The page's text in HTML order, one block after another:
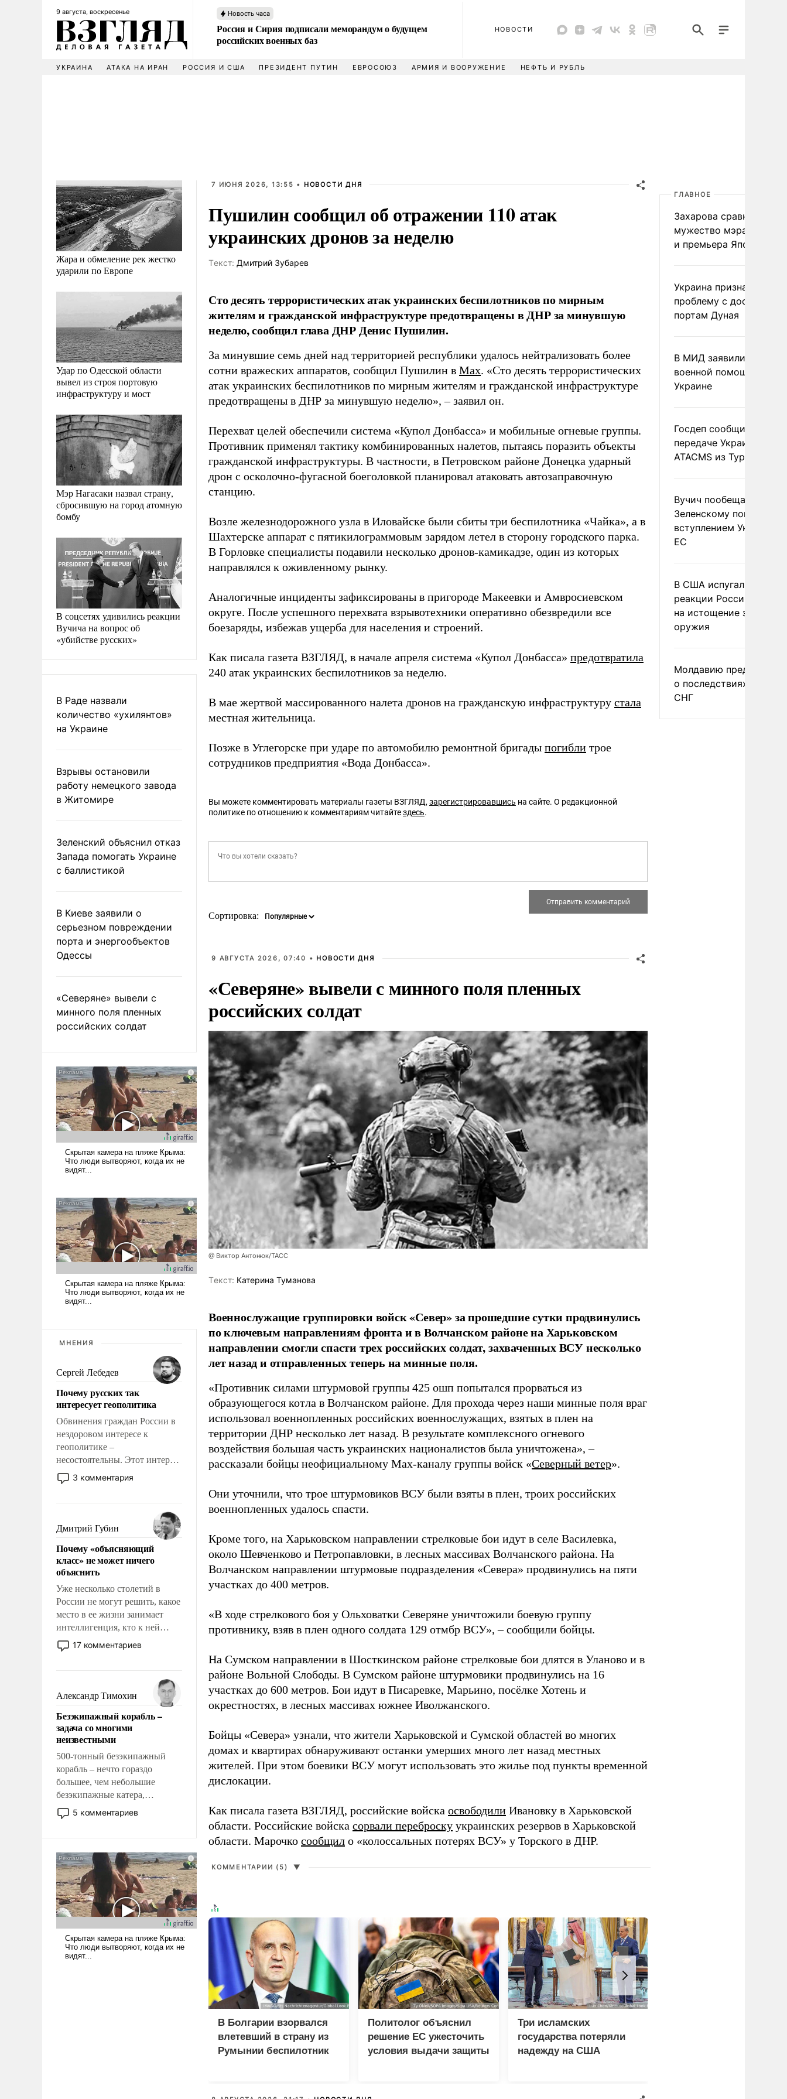
9 августа, воскресенье Новость часа
Россия и Сирия подписали меморандум о будущем
российских военных баз
НОВОСТИ
УКРАИНА АТАКА НА ИРАН РОССИЯ И США ПРЕЗИДЕНТ ПУТИН ЕВРОСОЮЗ АРМИЯ И ВООРУЖЕНИЕ НЕФТЬ И РУБЛЬ
Жара и обмеление рек жестко
ударили по Европе
Удар по Одесской области
вывел из строя портовую
инфраструктуру и мост
Мэр Нагасаки назвал страну,
сбросившую на город атомную
бомбу
В соцсетях удивились реакции
Вучича на вопрос об
«убийстве русских»
В Раде назвали
количество «ухилянтов»
на Украине
Взрывы остановили
работу немецкого завода
в Житомире
Зеленский объяснил отказ
Запада помогать Украине
с баллистикой
В Киеве заявили о
серьезном повреждении
порта и энергообъектов
Одессы
«Северяне» вывели с
минного поля пленных
российских солдат
МНЕНИЯ
Сергей Лебедев
Почему русских так
интересует геополитика
Обвинения граждан России в
нездоровом интересе к
геополитике –
несостоятельны. Этот интерес
рационален и прагматичен. Он
обусловлен тысячелетним
фундаментальным знанием,
что мировая политика имеет
свойство заявляться на порог
нашего дома.
3 комментария
Дмитрий Губин
Почему «объясняющий
класс» не может ничего
объяснить
Уже несколько столетий в
России не могут решить, какое
место в ее жизни занимает
интеллигенция, кто к ней
принадлежит, а кого из нее
исключили с правом
чем она отличается от просто
образованных людей. Иногда
казалось, что эти вопросы
решены раз и навсегда, но –
нет, не решены.
17 комментариев
Александр Тимохин
Безэкипажный корабль –
задача со многими
неизвестными
500-тонный безэкипажный
корабль – нечто гораздо
большее, чем небольшие
безэкипажные катера,
применение которых уже
стало обыденностью. Задача по
и ее реализация радикально
поднимет наши боевые
возможности.
5 комментариев
7 ИЮНЯ 2026, 13:55 • НОВОСТИ ДНЯ
Пушилин сообщил об отражении 110 атак
украинских дронов за неделю
Tекст: Дмитрий Зубарев
Сто десять террористических атак украинских беспилотников по мирным
жителям и гражданской инфраструктуре предотвращены в ДНР за минувшую
неделю, сообщил глава ДНР Денис Пушилин.
За минувшие семь дней над территорией республики удалось нейтрализовать более
сотни вражеских аппаратов, сообщил Пушилин в Mах. «Сто десять террористических
атак украинских беспилотников по мирным жителям и гражданской инфраструктуре
предотвращены в ДНР за минувшую неделю», – заявил он.
Перехват целей обеспечили система «Купол Донбасса» и мобильные огневые группы.
Противник применял тактику комбинированных налетов, пытаясь поразить объекты
гражданской инфраструктуры. В частности, в Петровском районе Донецка ударный
дрон с осколочно-фугасной боеголовкой планировал атаковать автозаправочную
станцию.
Возле железнодорожного узла в Иловайске были сбиты три беспилотника «Чайка», а в
Шахтерске аппарат с пятикилограммовым зарядом летел в сторону городского парка.
В Горловке специалисты подавили несколько дронов-камикадзе, один из которых
направлялся к оживленному рынку.
Аналогичные инциденты зафиксированы в пригороде Макеевки и Амвросиевском
округе. После успешного перехвата взрывотехники оперативно обезвредили все
боезаряды, избежав ущерба для населения и строений.
Как писала газета ВЗГЛЯД, в начале апреля система «Купол Донбасса» предотвратила
240 атак украинских беспилотников за неделю.
В мае жертвой массированного налета дронов на гражданскую инфраструктуру стала
местная жительница.
Позже в Углегорске при ударе по автомобилю ремонтной бригады погибли трое
сотрудников предприятия «Вода Донбасса».
Вы можете комментировать материалы газеты ВЗГЛЯД, зарегистрировавшись на сайте. О редакционной
политике по отношению к комментариям читайтездесь.
Сортировка:
9 АВГУСТА 2026, 07:40 • НОВОСТИ ДНЯ
«Северяне» вывели с минного поля пленных
российских солдат
@ Виктор Антонюк/ТАСС
Tекст: Катерина Туманова
Военнослужащие группировки войск «Север» за прошедшие сутки продвинулись
по ключевым направлениям фронта и в Волчанском районе на Харьковском
направлении смогли спасти трех российских солдат, захваченных ВСУ несколько
лет назад и отправленных теперь на минные поля.
«Противник силами штурмовой группы 425 ошп попытался прорваться из
образующегося котла в Волчанском районе. Для прохода через наши минные поля враг
использовал военнопленных российских военнослужащих, взятых в плен на
территории ДНР несколько лет назад. В результате комплексного огневого
воздействия большая часть украинских националистов была уничтожена», –
рассказали бойцы неофициальному Max-каналу группы войск «Северный ветер».
Они уточнили, что трое штурмовиков ВСУ были взяты в плен, троих российских
военнопленных удалось спасти.
Кроме того, на Харьковском направлении стрелковые бои идут в селе Василевка,
около Шевченково и Петропавловки, в лесных массивах Волчанского района. На
Волчанском направлении штурмовые подразделения «Севера» продвинулись на пяти
участках до 400 метров.
«В ходе стрелкового боя у Ольховатки Северяне уничтожили боевую группу
противнику, взяв в плен одного солдата 129 отмбр ВСУ», – сообщили бойцы.
На Сумском направлении в Шосткинском районе стрелковые бои длятся в Уланово и в
районе Вольной Слободы. В Сумском районе штурмовики продвинулись на 16
участках до 600 метров. Бои идут в Писаревке, Марьино, посёлке Хотень и
окрестностях, в лесных массивах южнее Иволжанского.
Бойцы «Севера» узнали, что жители Харьковской и Сумской областей во многих
домах и квартирах обнаруживают останки умерших много лет назад местных
жителей. При этом боевики ВСУ могут использовать это жилье под пункты временной
дислокации.
Как писала газета ВЗГЛЯД, российские войска освободили Ивановку в Харьковской
области. Российские войска сорвали переброску украинских резервов в Харьковской
области. Марочко сообщил о «колоссальных потерях ВСУ» у Торского в ДНР.
КОММЕНТАРИИ (5) ▼
В Болгарии взорвался
влетевший в страну из
Румынии беспилотник
Политолог объяснил
решение ЕС ужесточить
условия выдачи защиты
Три исламских
государства потеряли
надежду на США
ГЛАВНОЕ
Захарова сравнила
мужество мэра
и премьера Японии
Украина признала
проблему с доступом к
портам Дуная
В МИД заявили о
военной помощи
Украине
Госдеп сообщил о
передаче Украине
ATACMS из Турции
Вучич пообещал
Зеленскому помочь со
вступлением Украины в
ЕС
В США испугались
реакции России и
на истощение запасов
оружия
Молдавию
о последствиях выхода
СНГ